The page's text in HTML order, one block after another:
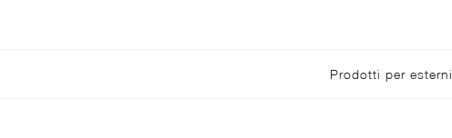
Prodotti per esterni